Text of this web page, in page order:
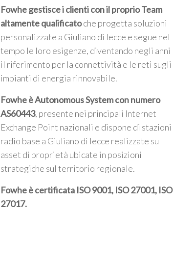
Fowhe gestisce i clienti con il proprio Team
altamente qualificatoche progetta soluzioni
personalizzate a Giuliano di lecce e segue nel
tempo le loro esigenze, diventando negli anni
il riferimento per la connettività e le reti sugli
impianti di energia rinnovabile.
Fowhe è Autonomous System con numero
AS60443, presente nei principali Internet
Exchange Point nazionali e dispone di stazioni
radio base a Giuliano di lecce realizzate su
asset di proprietà ubicate in posizioni
strategiche sul territorio regionale.
Fowhe è certificata ISO 9001, ISO 27001, ISO
27017.